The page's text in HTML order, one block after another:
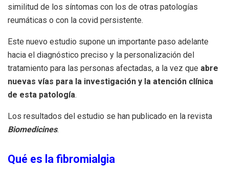
similitud de los síntomas con los de otras patologías
reumáticas o con la covid persistente.
Este nuevo estudio supone un importante paso adelante
hacia el diagnóstico preciso y la personalización del
tratamiento para las personas afectadas, a la vez que abre
nuevas vías para la investigación y la atención clínica
de esta patología.
Los resultados del estudio se han publicado en la revista
Biomedicines.
Qué es la fibromialgia